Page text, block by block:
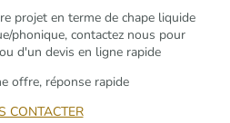
projet en terme de chape liquide
phonique, contactez nous pour
d'un devis en ligne rapide
offre, réponse rapide
CONTACTER